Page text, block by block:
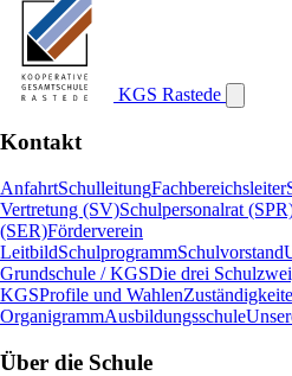
KGS Rastede
Kontakt
AnfahrtSchulleitungFachbereichsleiter
Vertretung (SV)Schulpersonalrat
(SER)Förderverein
LeitbildSchulprogrammSchulvorstand
Grundschule / KGSDie drei
KGSProfile und Wahlen
OrganigrammAusbildungsschule
Über die Schule